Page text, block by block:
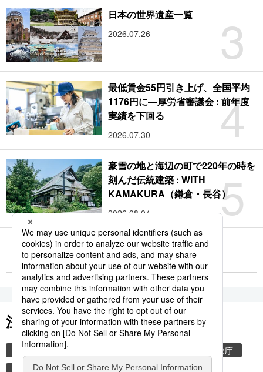
3
日本の世界遺産一覧
2026.07.26
4
最低賃金55円引き上げ、全国平均
1176円に―厚労省審議会 : 前年度
実績を下回る
2026.07.30
5
豪雪の地と海辺の町で220年の時を
刻んだ伝統建築 : WITH
KAMAKURA（鎌倉・長谷）
2026.08.04
もっと見る
注目のキーワード
共同通信ニュース
気象庁